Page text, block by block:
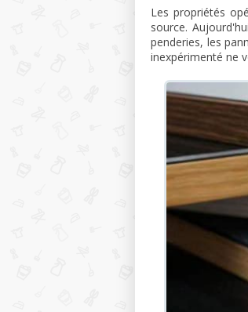
Les propriétés
source.
penderies, les
inexpérimenté ne